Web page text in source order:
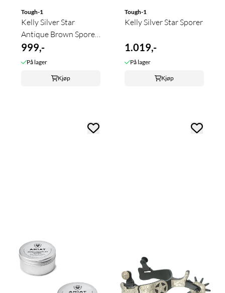
Tough-1
Kelly Silver Star
Antique Brown Sporer-
Dame
999,-
På lager
Kjøp
Tough-1
Kelly Silver Star Sporer
1.019,-
På lager
Kjøp